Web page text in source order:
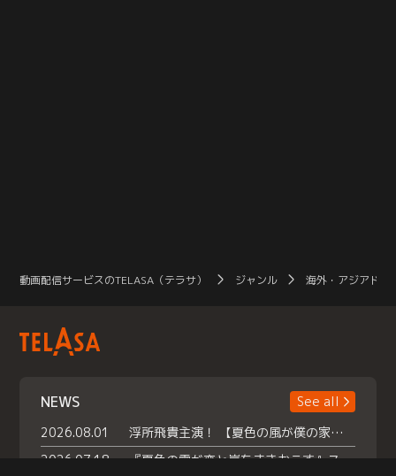
動画配信サービスのTELASA（テラサ） ジャンル 海外・アジアドラ
NEWS
See all
2026.08.01
浮所飛貴主演！ 【夏色の風が僕の家にやってきた】 本日よりテラサで独占配信スタート！
2026.07.18
『夏色の雲が恋と嵐をまきおこす』スペシャルメイキング 【Part1】2026年７月18日（土）23時30分～配信スタート！話題のシーンの裏側を大公開！豪華キャスト大集合！ 『武宮家 真夏の家族会議』開催！